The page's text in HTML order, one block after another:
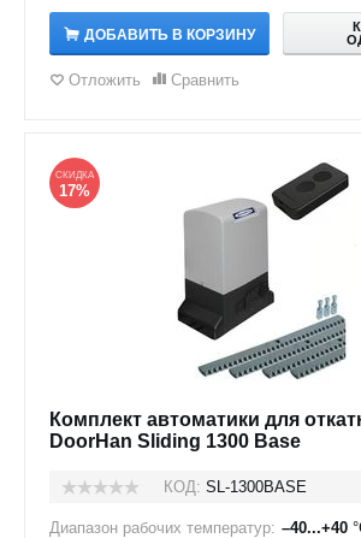
ДОБАВИТЬ В КОРЗИНУ
Отложить Сравнить
СКИДКА
17%
Комплект автоматики для
DoorHan Sliding 1300 Base
КОД: SL-1300BASE
Диапазон рабочих температур: –40...+40